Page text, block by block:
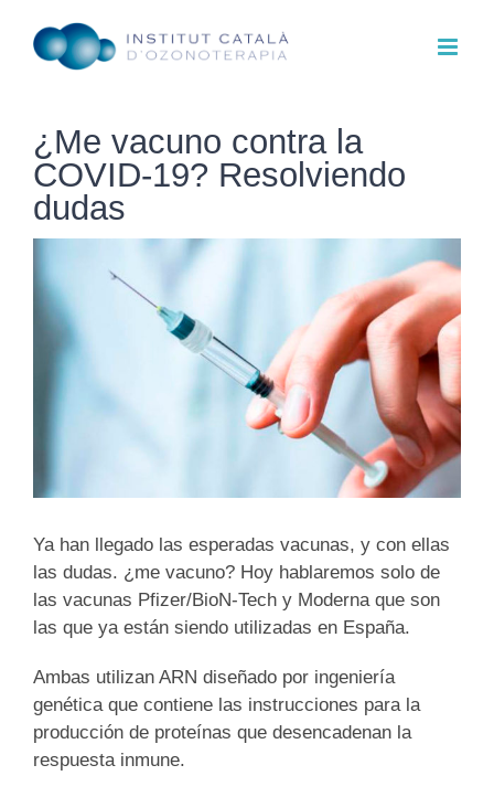
content
¿Me vacuno contra la
COVID-19? Resolviendo
dudas
Image
Ya han llegado las esperadas vacunas, y con ellas
las dudas. ¿me vacuno? Hoy hablaremos solo de
las vacunas Pfizer/BioN-Tech y Moderna que son
las que ya están siendo utilizadas en España.
Ambas utilizan ARN diseñado por ingeniería
genética que contiene las instrucciones para la
producción de proteínas que desencadenan la
respuesta inmune.